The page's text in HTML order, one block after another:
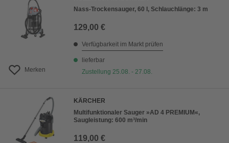
Merken
Nass-Trockensauger, 60 l, Schlauchlänge: 3 m
129,00 €
Verfügbarkeit im Markt prüfen
lieferbar
Zustellung 25.08. - 27.08.
KÄRCHER
Multifunktionaler Sauger »AD 4 PREMIUM«,
Saugleistung: 600 m³/min
119,00 €